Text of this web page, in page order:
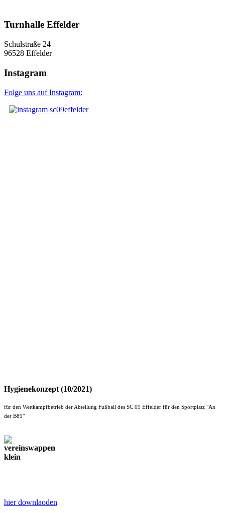
Turnhalle Effelder
Schulstraße 24
96528 Effelder
Instagram
Folge uns auf Instagram:
Hygienekonzept (10/2021)
für den Wettkampfbetrieb der Abteilung Fußball des SC 09 Effelder für den Sportplatz "An
der B89"
hier downlaoden